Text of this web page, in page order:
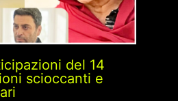
del 14
scioccanti e